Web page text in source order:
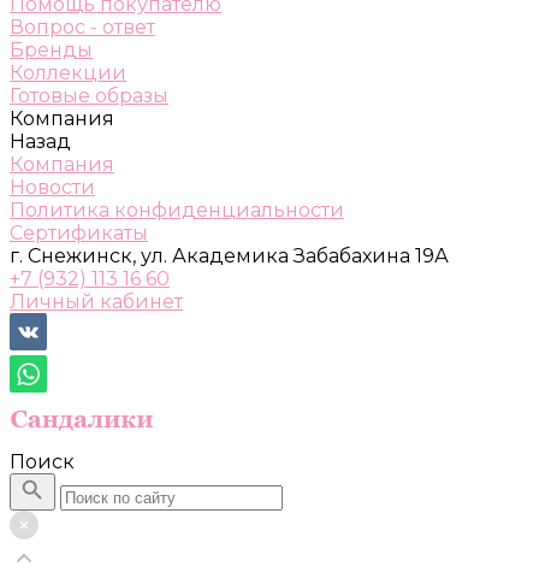
Вопрос - ответ
Бренды
Коллекции
Готовые образы
Компания
Назад
Компания
Новости
Политика конфиденциальности
Сертификаты
г. Снежинск, ул. Академика Забабахина 19А
+7 (932) 113 16 60
Личный кабинет
Поиск